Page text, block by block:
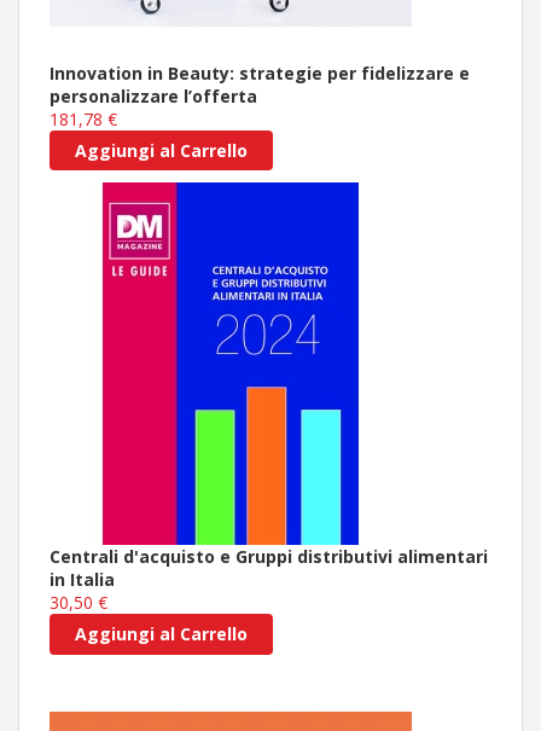
Innovation in Beauty: strategie per fidelizzare e
personalizzare l’offerta
181,78 €
Aggiungi al Carrello
Centrali d'acquisto e Gruppi distributivi alimentari
in Italia
30,50 €
Aggiungi al Carrello